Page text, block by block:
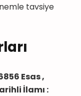
tavsiye
Esas ,
İlamı :